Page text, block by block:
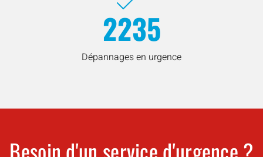
2235
Dépannages en urgence